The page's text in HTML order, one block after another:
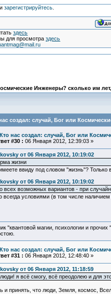
зарегистрируйтесь.
здесь
для просмотраздесь
Инженеры? сколько им
создал: случай, Бог или
нас создал: случай, Бог или
#30 : 06 Января 2012, 12:39:03 »
от 06 Января 2012, 10:19:02
жизни
ввиду под словом "жизнь"? Только
от 06 Января 2012, 10:19:02
всех возможных вариантов - при
всегда условиями (в том числе наличием
"квантовой магии, психологии и
нас создал: случай, Бог или
#31 : 06 Января 2012, 12:48:40 »
от 06 Января 2012, 11:18:59
я всё смогу, всё преодолею и для
и принять, что люди, Земля, космос,